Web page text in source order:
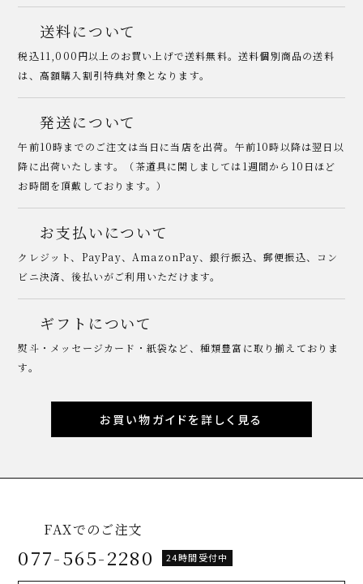
送料について
税込11,000円以上のお買い上げで送料無料。送料個別商品の送料
は、高額購入割引特典対象となります。
発送について
午前10時までのご注文は当日に当店を出荷。午前10時以降は翌日以
降に出荷いたします。（茶道具に関しましては1週間から10日ほど
お時間を頂戴しております。）
お支払いについて
クレジット、PayPay、AmazonPay、銀行振込、郵便振込、コン
ビニ決済、後払いがご利用いただけます。
ギフトについて
熨斗・メッセージカード・紙袋など、種類豊富に取り揃えておりま
す。
お買い物ガイドを詳しく見る
FAXでのご注文
077-565-2280 24時間受付中